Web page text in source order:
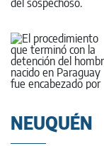
NEUQUÉN